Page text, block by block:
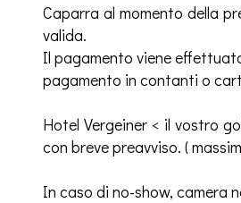
Caparra al momento della
valida.
Il pagamento viene
pagamento in contanti o
Hotel Vergeiner < il vostro
con breve preavviso. (
In caso di no-show, camera